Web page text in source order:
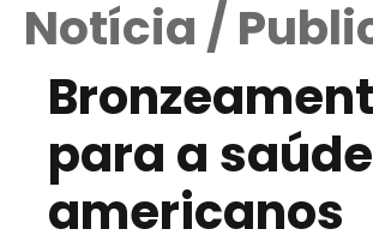
Notícia /
para a
americanos